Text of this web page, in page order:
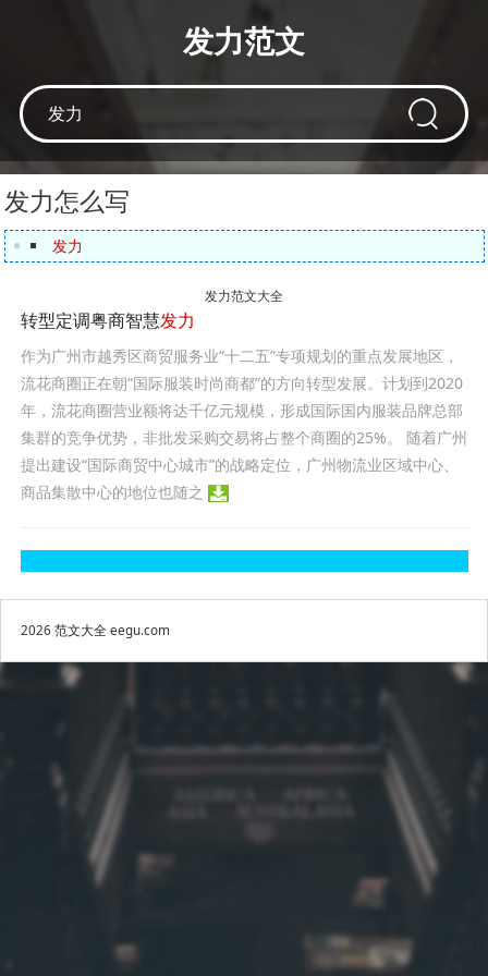
发力范文
发力怎么写
发力
发力范文大全
转型定调粤商智慧发力
作为广州市越秀区商贸服务业“十二五”专项规划的重点发展地区，
流花商圈正在朝“国际服装时尚商都”的方向转型发展。计划到2020
年，流花商圈营业额将达千亿元规模，形成国际国内服装品牌总部
集群的竞争优势，非批发采购交易将占整个商圈的25%。 随着广州
提出建设“国际商贸中心城市”的战略定位，广州物流业区域中心、
商品集散中心的地位也随之
2026 范文大全eegu.com